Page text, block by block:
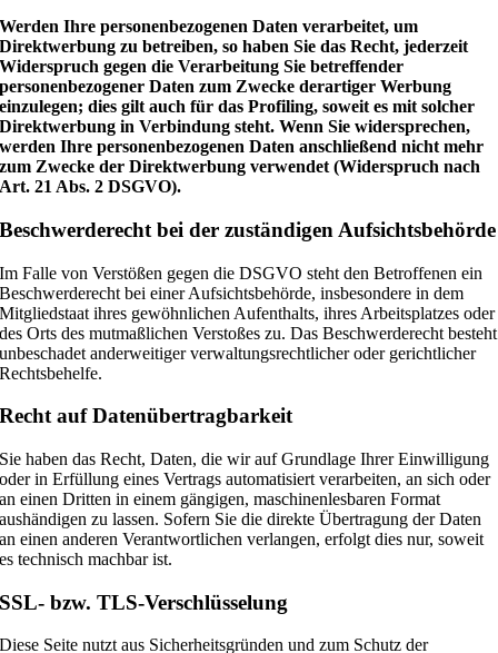
Werden Ihre personenbezogenen Daten verarbeitet, um
Direktwerbung zu betreiben, so haben Sie das Recht, jederzeit
Widerspruch gegen die Verarbeitung Sie betreffender
personenbezogener Daten zum Zwecke derartiger Werbung
einzulegen; dies gilt auch für das Profiling, soweit es mit solcher
Direktwerbung in Verbindung steht. Wenn Sie widersprechen,
werden Ihre personenbezogenen Daten anschließend nicht mehr
zum Zwecke der Direktwerbung verwendet (Widerspruch nach
Art. 21 Abs. 2 DSGVO).
Beschwerderecht bei der zuständigen Aufsichtsbehörde
Im Falle von Verstößen gegen die DSGVO steht den Betroffenen ein
Beschwerderecht bei einer Aufsichtsbehörde, insbesondere in dem
Mitgliedstaat ihres gewöhnlichen Aufenthalts, ihres Arbeitsplatzes oder
des Orts des mutmaßlichen Verstoßes zu. Das Beschwerderecht besteht
unbeschadet anderweitiger verwaltungsrechtlicher oder gerichtlicher
Rechtsbehelfe.
Recht auf Datenübertragbarkeit
Sie haben das Recht, Daten, die wir auf Grundlage Ihrer Einwilligung
oder in Erfüllung eines Vertrags automatisiert verarbeiten, an sich oder
an einen Dritten in einem gängigen, maschinenlesbaren Format
aushändigen zu lassen. Sofern Sie die direkte Übertragung der Daten
an einen anderen Verantwortlichen verlangen, erfolgt dies nur, soweit
es technisch machbar ist.
SSL- bzw. TLS-Verschlüsselung
Diese Seite nutzt aus Sicherheitsgründen und zum Schutz der